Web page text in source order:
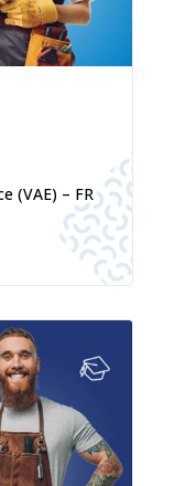
(VAE) – FR